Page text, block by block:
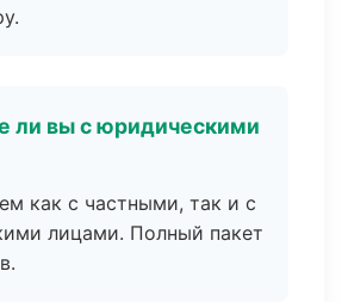
ли вы с юридическими
как с частными, так и с
лицами. Полный пакет